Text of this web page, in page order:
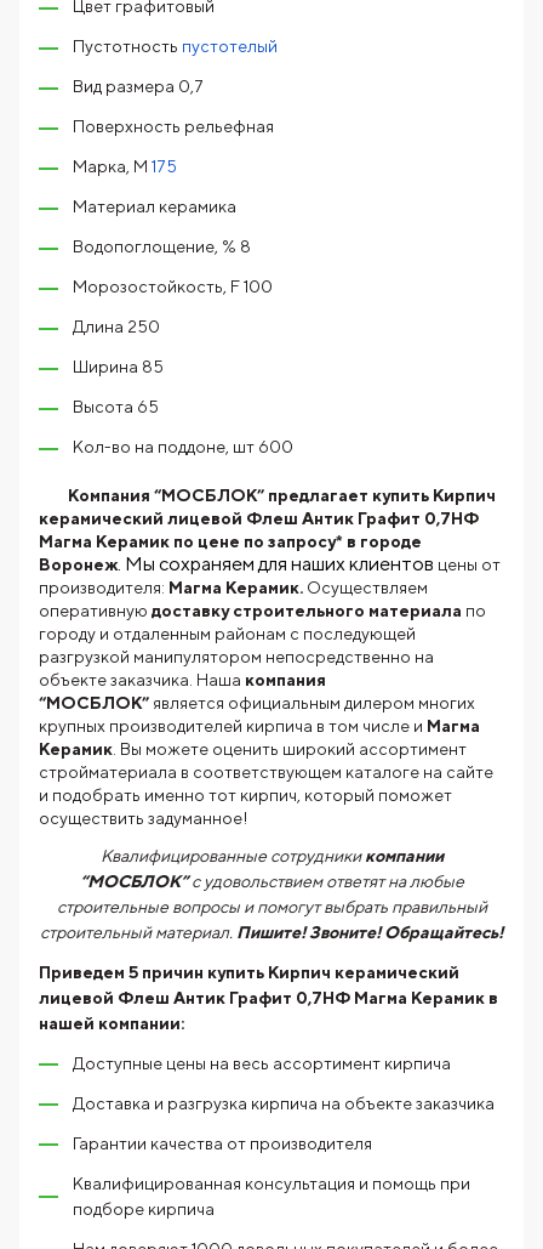
Цвет графитовый
Пустотность пустотелый
Вид размера 0,7
Поверхность рельефная
Марка, М 175
Материал керамика
Водопоглощение, % 8
Морозостойкость, F 100
Длина 250
Ширина 85
Высота 65
Кол-во на поддоне, шт 600
Компания “МОСБЛОК” предлагает купить Кирпич
керамический лицевой Флеш Антик Графит 0,7НФ
Магма Керамик по цене по запросу* в городе
Воронеж. Мы сохраняем для наших клиентов цены от
производителя: Магма Керамик. Осуществляем
оперативную доставку строительного материала по
городу и отдаленным районам с последующей
разгрузкой манипулятором непосредственно на
объекте заказчика. Наша компания
“МОСБЛОК” является официальным дилером многих
крупных производителей кирпича в том числе и Магма
Керамик. Вы можете оценить широкий ассортимент
стройматериала в соответствующем каталоге на сайте
и подобрать именно тот кирпич, который поможет
осуществить задуманное!
Квалифицированные сотрудникикомпании
“МОСБЛОК”с удовольствием ответят на любые
строительные вопросы и помогут выбрать правильный
строительный материал. Пишите! Звоните! Обращайтесь!
Приведем 5 причин купить Кирпич керамический
лицевой Флеш Антик Графит 0,7НФ Магма Керамик в
нашей компании:
Доступные цены на весь ассортимент кирпича
Доставка и разгрузка кирпича на объекте заказчика
Гарантии качества от производителя
Квалифицированная консультация и помощь при
подборе кирпича